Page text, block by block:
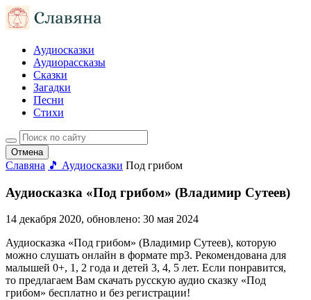
Аудиосказки
Аудиорассказы
Сказки
Загадки
Песни
Стихи
Отмена
Славяна 🎵 Аудиосказки Под грибом
Аудиосказка «Под грибом» (Владимир Сутеев)
14 декабря 2020, обновлено: 30 мая 2024
Аудиосказка «Под грибом» (Владимир Сутеев), которую
можно слушать онлайн в формате mp3. Рекомендована для
малышей 0+, 1, 2 года и детей 3, 4, 5 лет. Если понравится,
то предлагаем Вам скачать русскую аудио сказку «Под
грибом» бесплатно и без регистрации!